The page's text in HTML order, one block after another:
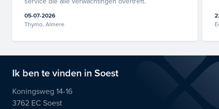
05-07-2026
Thymo, Almere
Ik ben te vinden in Soest
Koningsweg 14-16
3762 EC Soest